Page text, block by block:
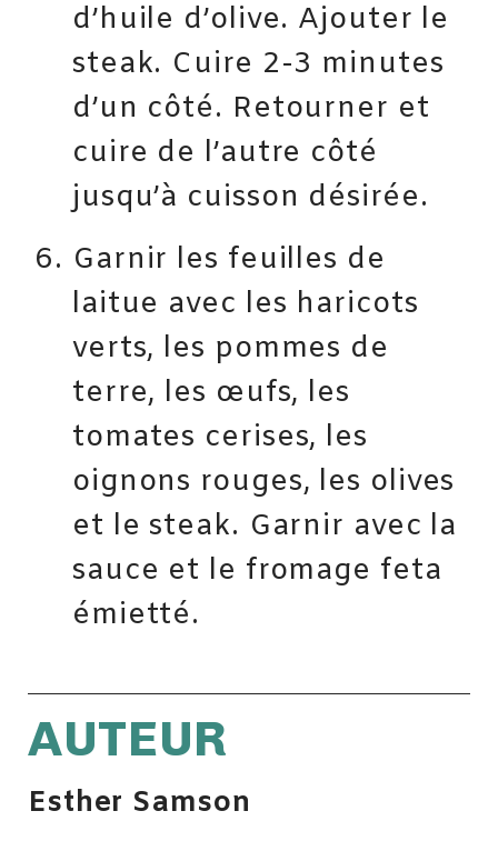
d’huile d’olive. Ajouter le
steak. Cuire 2-3 minutes
d’un côté. Retourner et
cuire de l’autre côté
jusqu’à cuisson désirée.
Garnir les feuilles de
laitue avec les haricots
verts, les pommes de
terre, les œufs, les
tomates cerises, les
oignons rouges, les olives
et le steak. Garnir avec la
sauce et le fromage feta
émietté.
AUTEUR
Esther Samson